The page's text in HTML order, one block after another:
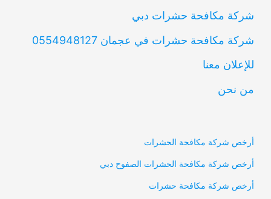
شركة مكافحة حشرات دبي
شركة مكافحة حشرات في عجمان 0554948127
للإعلان معنا
من نحن
أرخص شركة مكافحة الحشرات
أرخص شركة مكافحة الحشرات الصفوح دبي
أرخص شركة مكافحة حشرات